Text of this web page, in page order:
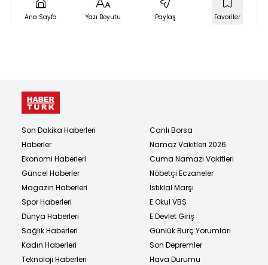
Ana Sayfa Yazı Boyutu Paylaş Favoriler
Son Dakika Haberleri
Haberler
Ekonomi Haberleri
Güncel Haberler
Magazin Haberleri
Spor Haberleri
Dünya Haberleri
Sağlık Haberleri
Kadın Haberleri
Teknoloji Haberleri
Canlı Borsa
Namaz Vakitleri 2026
Cuma Namazı Vakitleri
Nöbetçi Eczaneler
İstiklal Marşı
E Okul VBS
E Devlet Giriş
Günlük Burç Yorumları
Son Depremler
Hava Durumu